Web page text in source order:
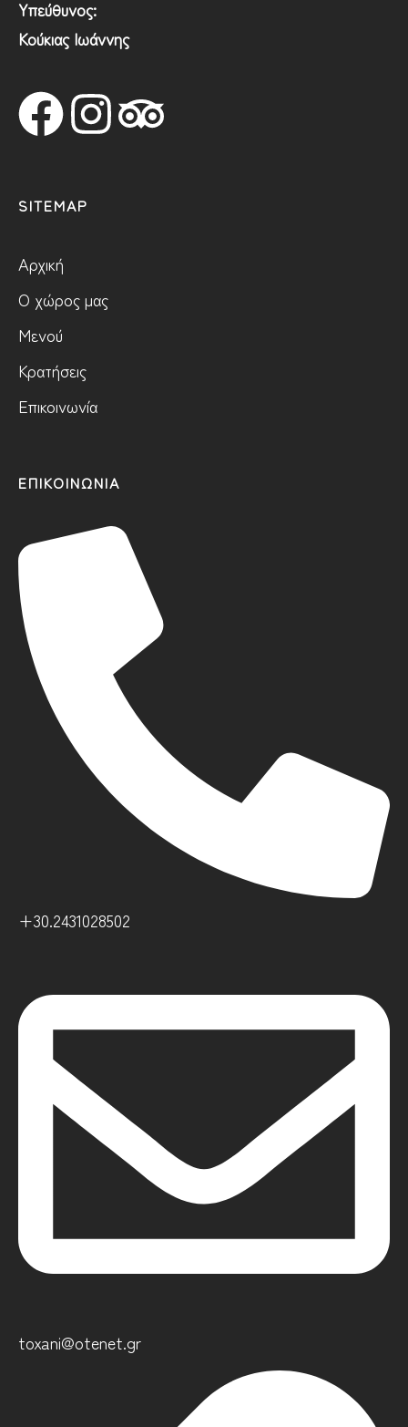
Υπεύθυνος:
Κούκιας Ιωάννης
SITEMAP
Αρχική
Ο χώρος μας
Μενού
Κρατήσεις
Επικοινωνία
ΕΠΙΚΟΙΝΩΝΙΑ
+30.2431028502
toxani@otenet.gr